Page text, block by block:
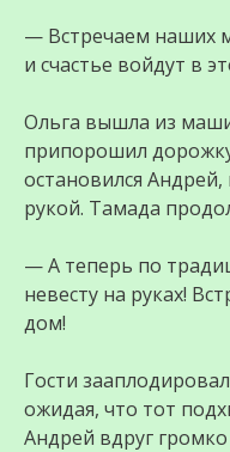
— Встречаем наших
и счастье войдут в
Ольга вышла из
припорошил
остановился
рукой. Тамада
— А теперь по
невесту на руках!
дом!
Гости
ожидая, что тот
Андрей вдруг громко